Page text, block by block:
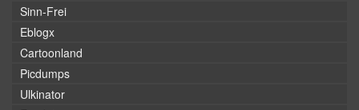
Sinn-Frei
Eblogx
Cartoonland
Picdumps
Ulkinator